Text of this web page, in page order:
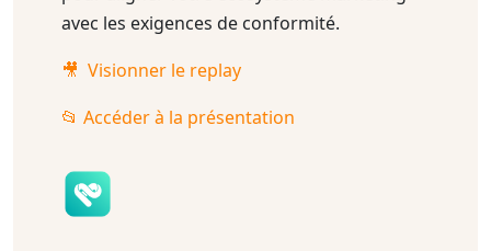
avec les exigences de conformité.
🎥 Visionner le replay
📂 Accéder à la présentation